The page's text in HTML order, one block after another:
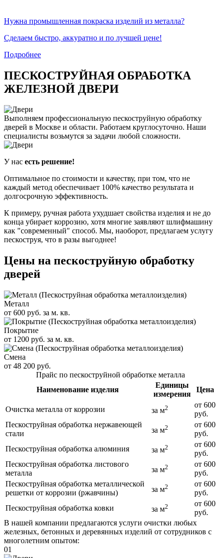
Нужна промышленная покраска изделий из металла?
Сделаем быстро, аккуратно и по лучшей цене!
Подробнее
ПЕСКОСТРУЙНАЯ ОБРАБОТКА
ЖЕЛЕЗНОЙ ДВЕРИ
Выполняем профессиональную пескоструйную обработку
дверей в Москве и области. Работаем круглосуточно. Наши
специалисты возьмутся за задачи любой сложности.
У нас есть решение!
Оптимальное по стоимости и качеству, при том, что не
каждый метод обеспечивает 100% качество результата и
долгосрочную эффективность.
К примеру, ручная работа ухудшает свойства изделия и не до
конца убирает коррозию, хотя многие заявляют шлифмашину
как "современный" способ. Мы, наоборот, предлагаем услугу
пескоструя, что в разы выгоднее!
Цены на пескоструйную обработку
дверей
Металл
от 600 руб. за м. кв.
Покрытие
от 1200 руб. за м. кв.
Смена
от 48 200 руб.
Прайс по пескоструйной обработке металла
Наименование изделия
Единицы
измерения
Цена
Очистка металла от коррозии за м2
от 600
руб.
Пескоструйная обработка нержавеющей
стали
за м2
от 600
руб.
Пескоструйная обработка алюминия
за м2
от 600
руб.
Пескоструйная обработка листового
металла
за м2
от 600
руб.
Пескоструйная обработка металлической
решетки от коррозии (ржавчины)
за м2
от 600
руб.
Пескоструйная обработка ковки
за м2
от 600
руб.
В нашей компании предлагаются услуги очистки любых
железных, бетонных и деревянных изделий от сотрудников с
многолетним опытом:
01